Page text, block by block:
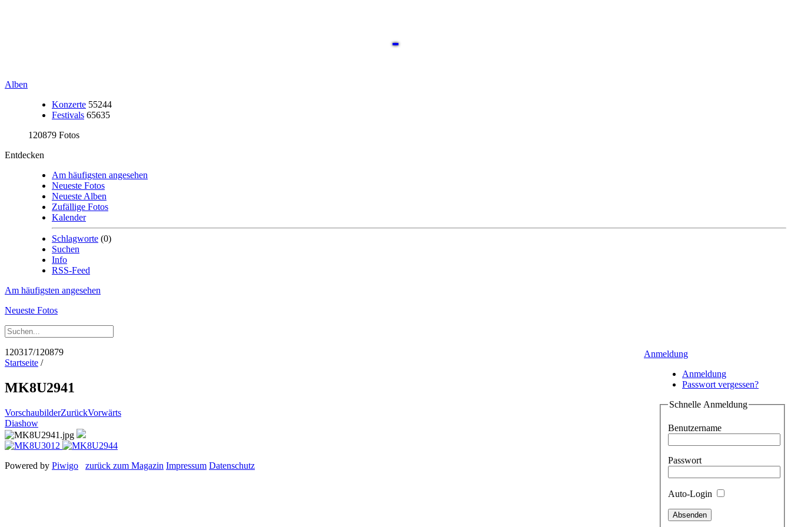
Alben
Konzerte 55244
Festivals 65635
120879 Fotos
Entdecken
Am häufigsten angesehen
Neueste Fotos
Neueste Alben
Zufällige Fotos
Kalender
Schlagworte (0)
Suchen
Info
RSS-Feed
Am häufigsten angesehen
Neueste Fotos
Anmeldung
Anmeldung
Passwort vergessen?
Schnelle Anmeldung
Benutzername
Passwort
Auto-Login
120317/120879
Startseite /
MK8U2941
VorschaubilderZurückVorwärts
Diashow
Powered by Piwigo zurück zum Magazin Impressum Datenschutz